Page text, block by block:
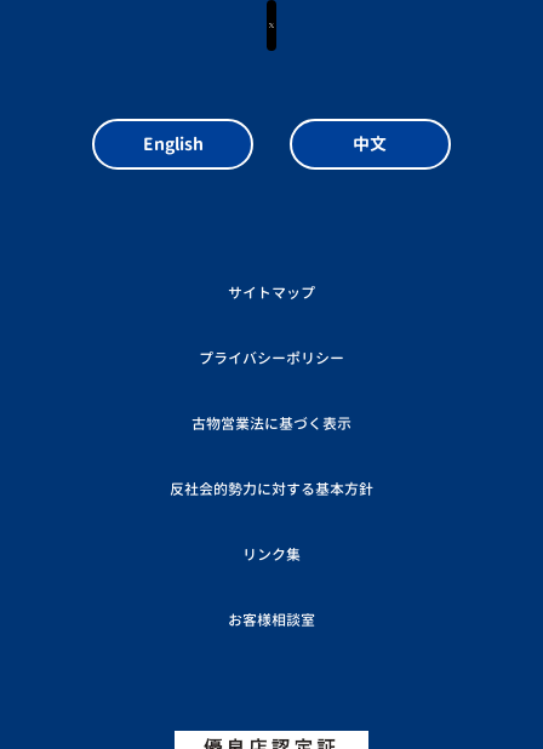
サイトマップ
プライバシーポリシー
古物営業法に基づく表示
反社会的勢力に対する基本方針
リンク集
お客様相談室
English 中文